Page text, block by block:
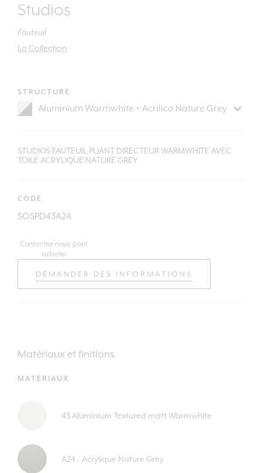
Studios
Fauteuil
La Collection
STRUCTURE
STUDIOS FAUTEUIL PLIANT DIRECTEUR WARMWHITE AVEC
TOILE ACRYLIQUE NATURE GREY
CODE
SOSPD43A24
Contactez-nous pour
acheter
DEMANDER DES INFORMATIONS
Matériaux et finitions
MATÈRIAUX
43 Aluminium Textured matt Warmwhite
A24 / Acrylique Nature Grey